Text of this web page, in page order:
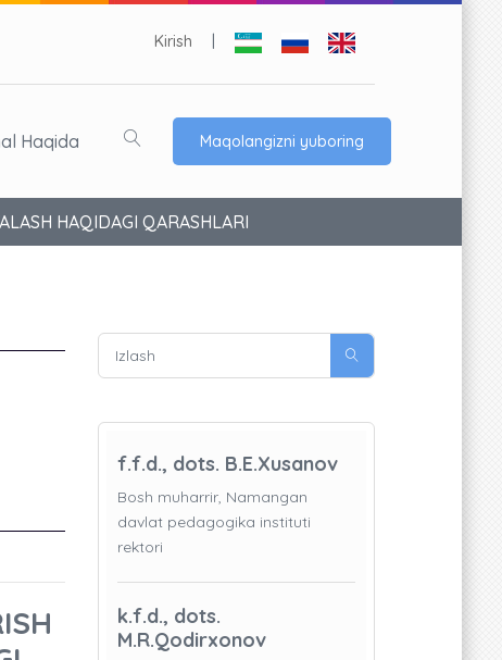
Kirish
Haqida Maqolangizni yuboring
HAQIDAGI QARASHLARI
f.f.d., dots. B.E.Xusanov
Bosh muharrir, Namangan
davlat pedagogika instituti
rektori
k.f.d., dots.
M.R.Qodirxonov